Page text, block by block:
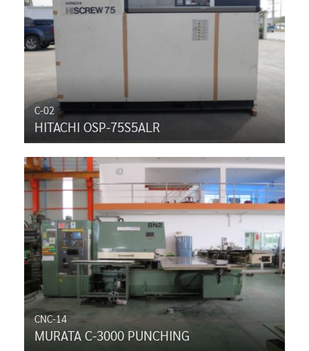
C-02
HITACHI OSP-75S5ALR
CNC-14
MURATA C-3000 PUNCHING